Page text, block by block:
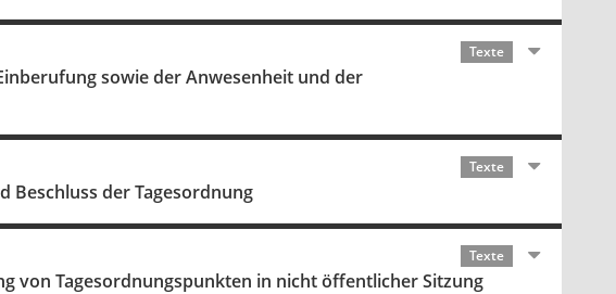
Texte
sowie der Anwesenheit und der
Texte
Beschluss der Tagesordnung
Texte
von Tagesordnungspunkten in nicht öffentlicher Sitzung